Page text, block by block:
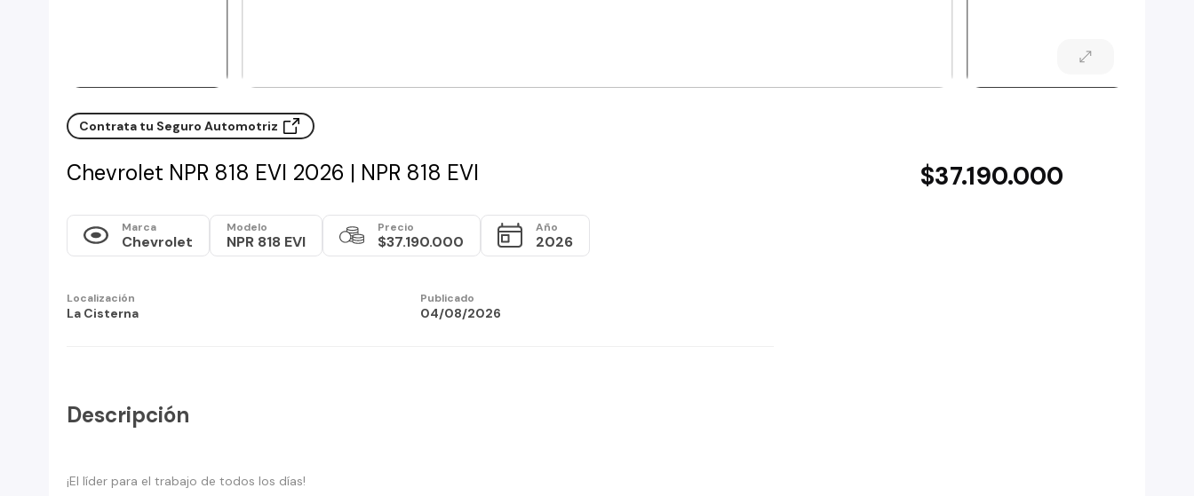
Contrata tu Seguro Automotriz
Chevrolet NPR 818 EVI 2026 | NPR 818 EVI $37.190.000
Marca
Chevrolet
Modelo
NPR 818 EVI
Precio
$37.190.000
Año
2026
Localización
La Cisterna
Publicado
04/08/2026
Descripción
¡El líder para el trabajo de todos los días!